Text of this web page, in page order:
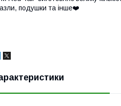
подушки та інше❤️